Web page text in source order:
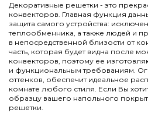
Декоративные решетки - это
конвекторов. Главная функция
защита самого устройства:
теплообменника, а также людей и
в непосредственной близости от
часть, которая будет видна после
конвекторов, поэтому ее
и функциональным требованиям.
оттенков, обеспечит идеальное
комнате любого стиля. Если Вы
образцу вашего напольного
решетки.